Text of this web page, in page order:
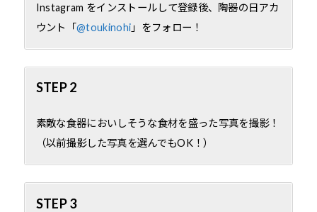
Instagram をインストールして登録後、陶器の日アカ
ウント「@toukinohi 」をフォロー！
STEP 2
素敵な食器においしそうな食材を盛った写真を撮影！
（以前撮影した写真を選んでもOK！）
STEP 3